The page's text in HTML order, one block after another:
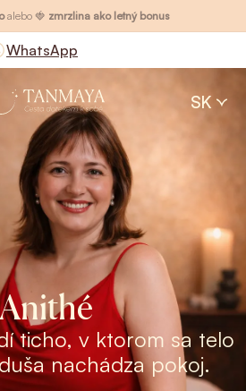
alebo 🍓 zmrzlina ako letný bonus
WhatsApp
SK
ticho, v ktorom sa telo
nachádza pokoj.